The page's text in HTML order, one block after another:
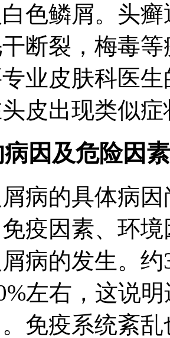
色鳞屑。头
断裂，梅毒
业皮肤科医
皮出现类似
因及危险因素
病的具体病
疫因素、环
病的发生。
左右，这说
免疫系统紊